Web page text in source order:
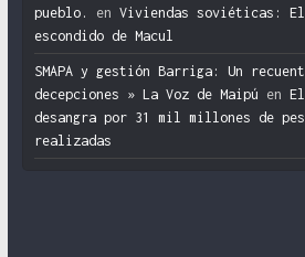
pueblo.
en Viviendas soviéticas:
escondido de Macul
SMAPA y gestión Barriga: Un
decepciones » La Voz de Maipú en
desangra por 31 mil millones de
realizadas